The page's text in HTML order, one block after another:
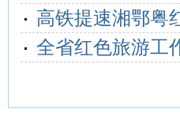
高铁提速湘鄂粤
全省红色旅游工